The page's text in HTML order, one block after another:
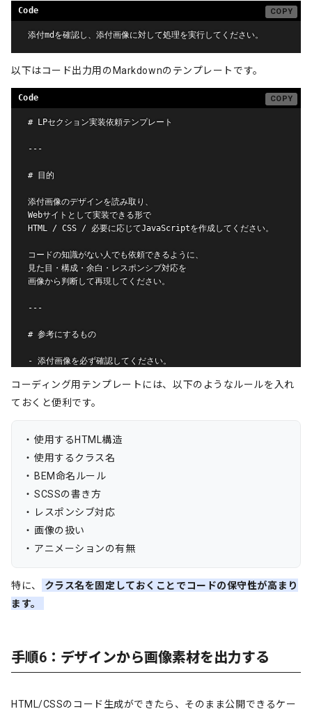
添付mdを確認し、添付画像に対して処理を実行してください。
以下はコード出力用のMarkdownのテンプレートです。
# LPセクション実装依頼テンプレート
---
# 目的
添付画像のデザインを読み取り、
Webサイトとして実装できる形で
HTML / CSS / 必要に応じてJavaScriptを作成してください。
コードの知識がない人でも依頼できるように、
見た目・構成・余白・レスポンシブ対応を
画像から判断して再現してください。
---
# 参考にするもの
- 添付画像を必ず確認してください。
画像から読み取ってください。
- 画像内に書かれている文言を優先してください。
---
# レイアウト方針
## 共通コンテナ
PCでは左右に40px、スマホでは左右に20pxの余白を設定する。
- 添付画像の見え方を基準にしてください。
- 横幅1440px前後の画面で自然に見えるようにしてください。
- コンテンツは中央に配置してください。
い。
## スマホ
コーディング用テンプレートには、以下のようなルールを入れ
ておくと便利です。
使用するHTML構造
使用するクラス名
BEM命名ルール
SCSSの書き方
レスポンシブ対応
画像の扱い
アニメーションの有無
特に、
クラス名を固定しておくことでコードの保守性が高まり
ます。
手順6：デザインから画像素材を出力する
HTML/CSSのコード生成ができたら、そのまま公開できるケー